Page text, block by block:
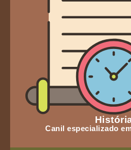
Canil especializado